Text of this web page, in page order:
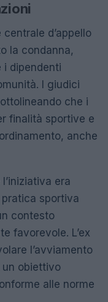
d’appello
la condanna,
i dipendenti
I giudici
che i
finalità sportive e
anche
era
sportiva
contesto
favorevole. L’ex
l’avviamento
un obiettivo
alle norme